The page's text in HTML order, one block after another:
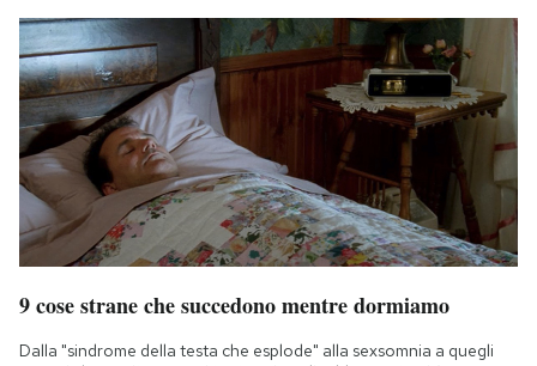
9 cose strane che succedono mentre dormiamo
Dalla "sindrome della testa che esplode" alla sexsomnia a quegli